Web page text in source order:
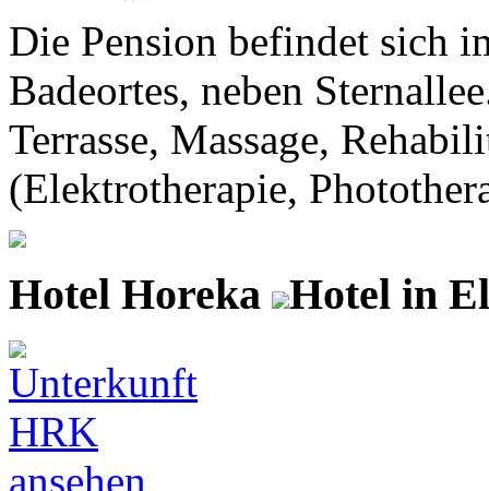
Die Pension befindet sich
Badeortes, neben
Terrasse, Massage,
(Elektrotherapie,
Hotel Horeka Hotel in